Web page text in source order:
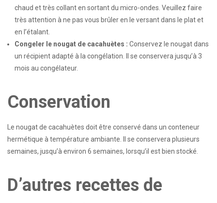
chaud et très collant en sortant du micro-ondes. Veuillez faire
très attention à ne pas vous brûler en le versant dans le plat et
en l’étalant.
Congeler le nougat de cacahuètes : Conservez le nougat dans
un récipient adapté à la congélation. Il se conservera jusqu’à 3
mois au congélateur.
Conservation
Le nougat de cacahuètes doit être conservé dans un conteneur
hermétique à température ambiante. Il se conservera plusieurs
semaines, jusqu’à environ 6 semaines, lorsqu’il est bien stocké.
D’autres recettes de